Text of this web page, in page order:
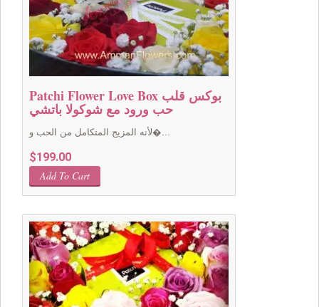
Patchi Flower Love Box بوكس قلب
حب ورود مع شوكولا باتشي
لأنه المزيج المتكامل من الحب و�...
$199.00
Add To Cart